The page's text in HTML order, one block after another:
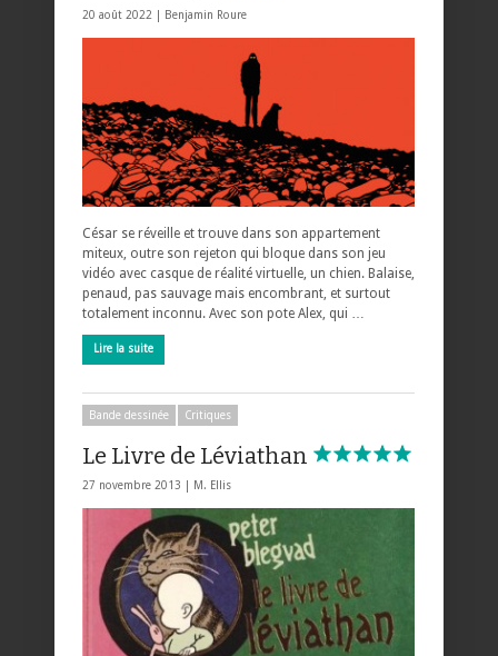
20 août 2022 | Benjamin Roure
César se réveille et trouve dans son appartement
miteux, outre son rejeton qui bloque dans son jeu
vidéo avec casque de réalité virtuelle, un chien. Balaise,
penaud, pas sauvage mais encombrant, et surtout
totalement inconnu. Avec son pote Alex, qui …
Lire la suite
Bande dessinée Critiques
Le Livre de Léviathan
27 novembre 2013 | M. Ellis